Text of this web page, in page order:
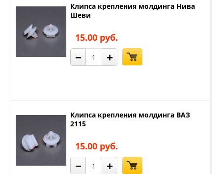
Клипса крепления молдинга Нива
Шеви
15.00 руб.
− +
Клипса крепления молдинга ВАЗ
2115
15.00 руб.
− +